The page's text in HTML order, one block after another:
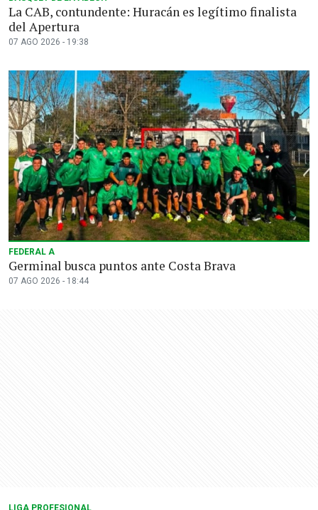
La CAB, contundente: Huracán es legítimo finalista
del Apertura
07 AGO 2026 - 19:38
FEDERAL A
Germinal busca puntos ante Costa Brava
07 AGO 2026 - 18:44
LIGA PROFESIONAL